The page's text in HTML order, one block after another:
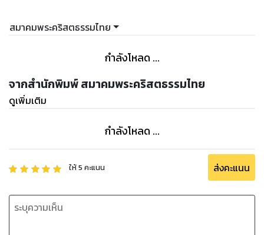
สมาคมพระคริสตธรรมไทย
กำลังโหลด ...
จากสำนักพิมพ์ สมาคมพระคริสตธรรมไทย
ดูเพิ่มเติม
กำลังโหลด ...
ให้5 คะแนน ส่งคะแนน